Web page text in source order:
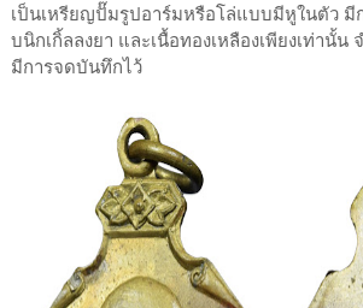
เป็นเหรียญปั๊มรูปอาร์มหรือโล่แบบมีหูในตัว มี
บนิกเกิ้ลลงยา และเนื้อทองเหลืองเพียงเท่านั้น
มีการจดบันทึกไว้